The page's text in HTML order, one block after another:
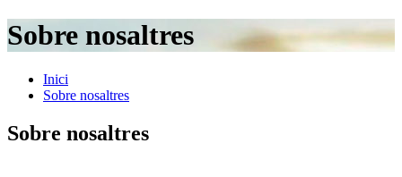
Sobre nosaltres
Inici
Sobre nosaltres
Sobre nosaltres